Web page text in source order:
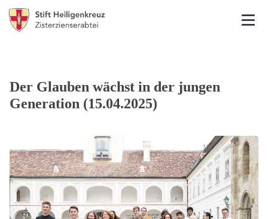
Der Glauben wächst in der jungen
Generation (15.04.2025)